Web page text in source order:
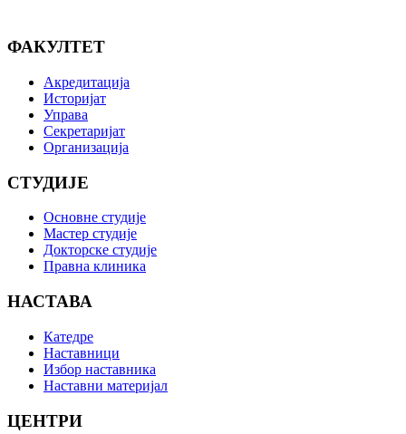
ФАКУЛТЕТ
Акредитација
Историјат
Управа
Секретаријат
Организација
СТУДИЈЕ
Основне студије
Мастер студије
Докторске студије
Правна клиника
НАСТАВА
Катедре
Наставници
Избор наставника
Наставни материјал
ЦЕНТРИ